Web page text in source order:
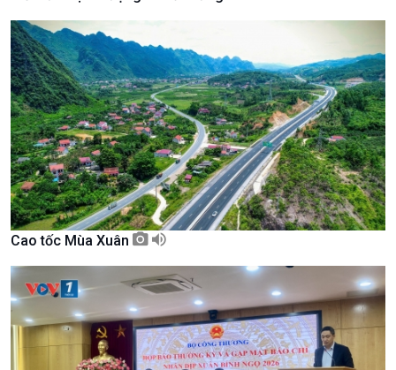
Kinh tế
Tin Kinh tế
Trước giờ mở cửa
Sức sống hàng Việt
Khởi nghiệp
Tuyên chiến với gian lận
thương mại
Nông nghiệp & Biển đảo
Tin Nông nghiệp & Biển
đảo
Biển đảo Việt Nam
Tâm tình biên giới và hải
đảo
Tìm hiểu biển, đảo Việt
Nam
Cao tốc Mùa Xuân